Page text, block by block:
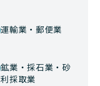
運輸業・郵便業
鉱業・採石業・砂
利採取業